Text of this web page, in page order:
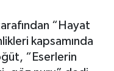
“Hayat
kapsamında
“Eserlerin